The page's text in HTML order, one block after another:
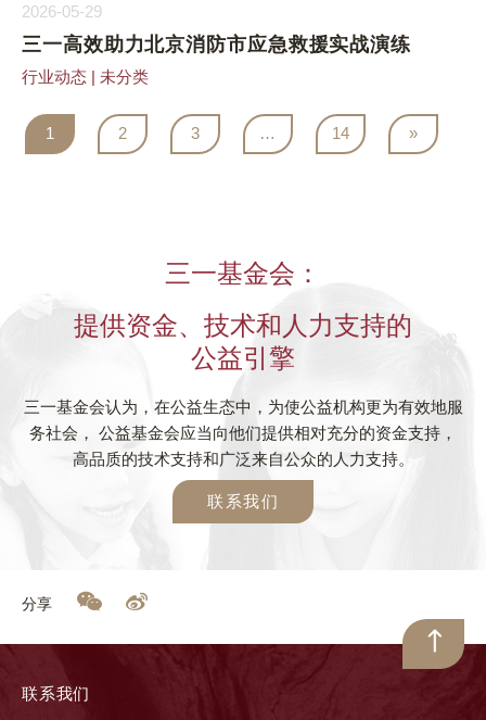
2026-05-29
三一高效助力北京消防市应急救援实战演练
行业动态 | 未分类
1 2 3 … 14 »
三一基金会：
提供资金、技术和人力支持的
公益引擎
三一基金会认为，在公益生态中，为使公益机构更为有效地服
务社会， 公益基金会应当向他们提供相对充分的资金支持，
高品质的技术支持和广泛来自公众的人力支持。
联系我们
分享
联系我们